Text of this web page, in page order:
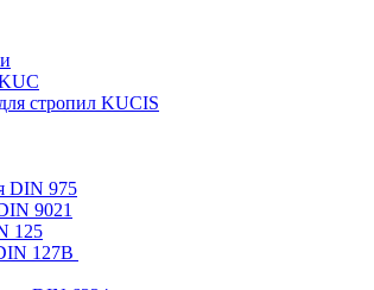
стропил KUCIS
DIN 975
9021
125
127B